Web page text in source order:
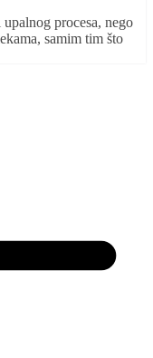
procesa, nego
samim tim što